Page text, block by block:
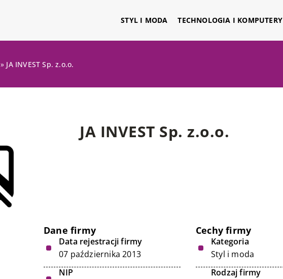
STYL I MODA TECHNOLOGIA I KOMPUTERY
» JA INVEST Sp. z.o.o.
JA INVEST Sp. z.o.o.
Dane firmy
Data rejestracji firmy
07 października 2013
NIP
Cechy firmy
Kategoria
Styl i moda
Rodzaj firmy